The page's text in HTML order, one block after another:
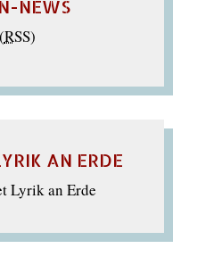
NEWS
RSS)
AN ERDE